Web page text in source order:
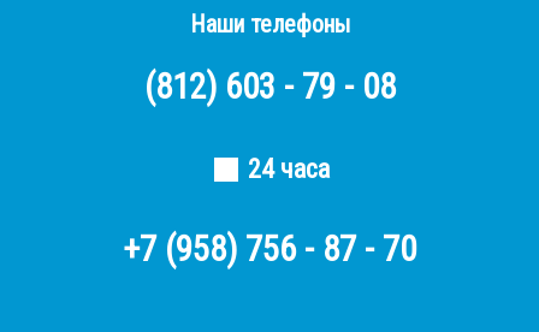
Наши телефоны
(812) 603 - 79 - 08
24 часа
+7 (958) 756 - 87 - 70